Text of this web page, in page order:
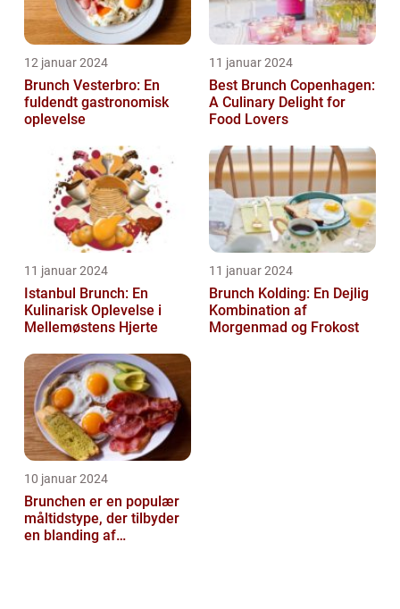
12 januar 2024
Brunch Vesterbro: En
fuldendt gastronomisk
oplevelse
11 januar 2024
Best Brunch Copenhagen:
A Culinary Delight for
Food Lovers
11 januar 2024
Istanbul Brunch: En
Kulinarisk Oplevelse i
Mellemøstens Hjerte
11 januar 2024
Brunch Kolding: En Dejlig
Kombination af
Morgenmad og Frokost
10 januar 2024
Brunchen er en populær
måltidstype, der tilbyder
en blanding af